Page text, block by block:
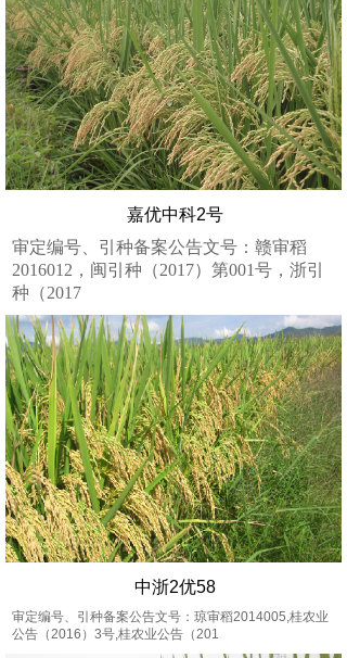
嘉优中科2号
审定编号、引种备案公告文号：赣审稻
2016012，闽引种（2017）第001号，浙引
种（2017
中浙2优58
审定编号、引种备案公告文号：琼审稻2014005,桂农业
公告（2016）3号,桂农业公告（201